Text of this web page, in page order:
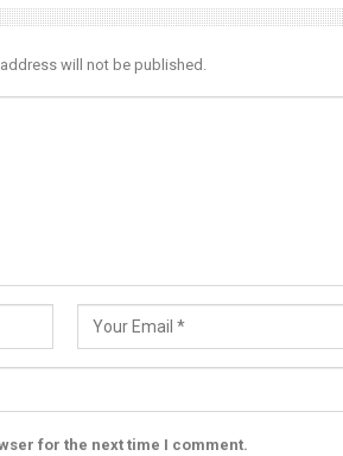
will not be published.
for the next time I comment.